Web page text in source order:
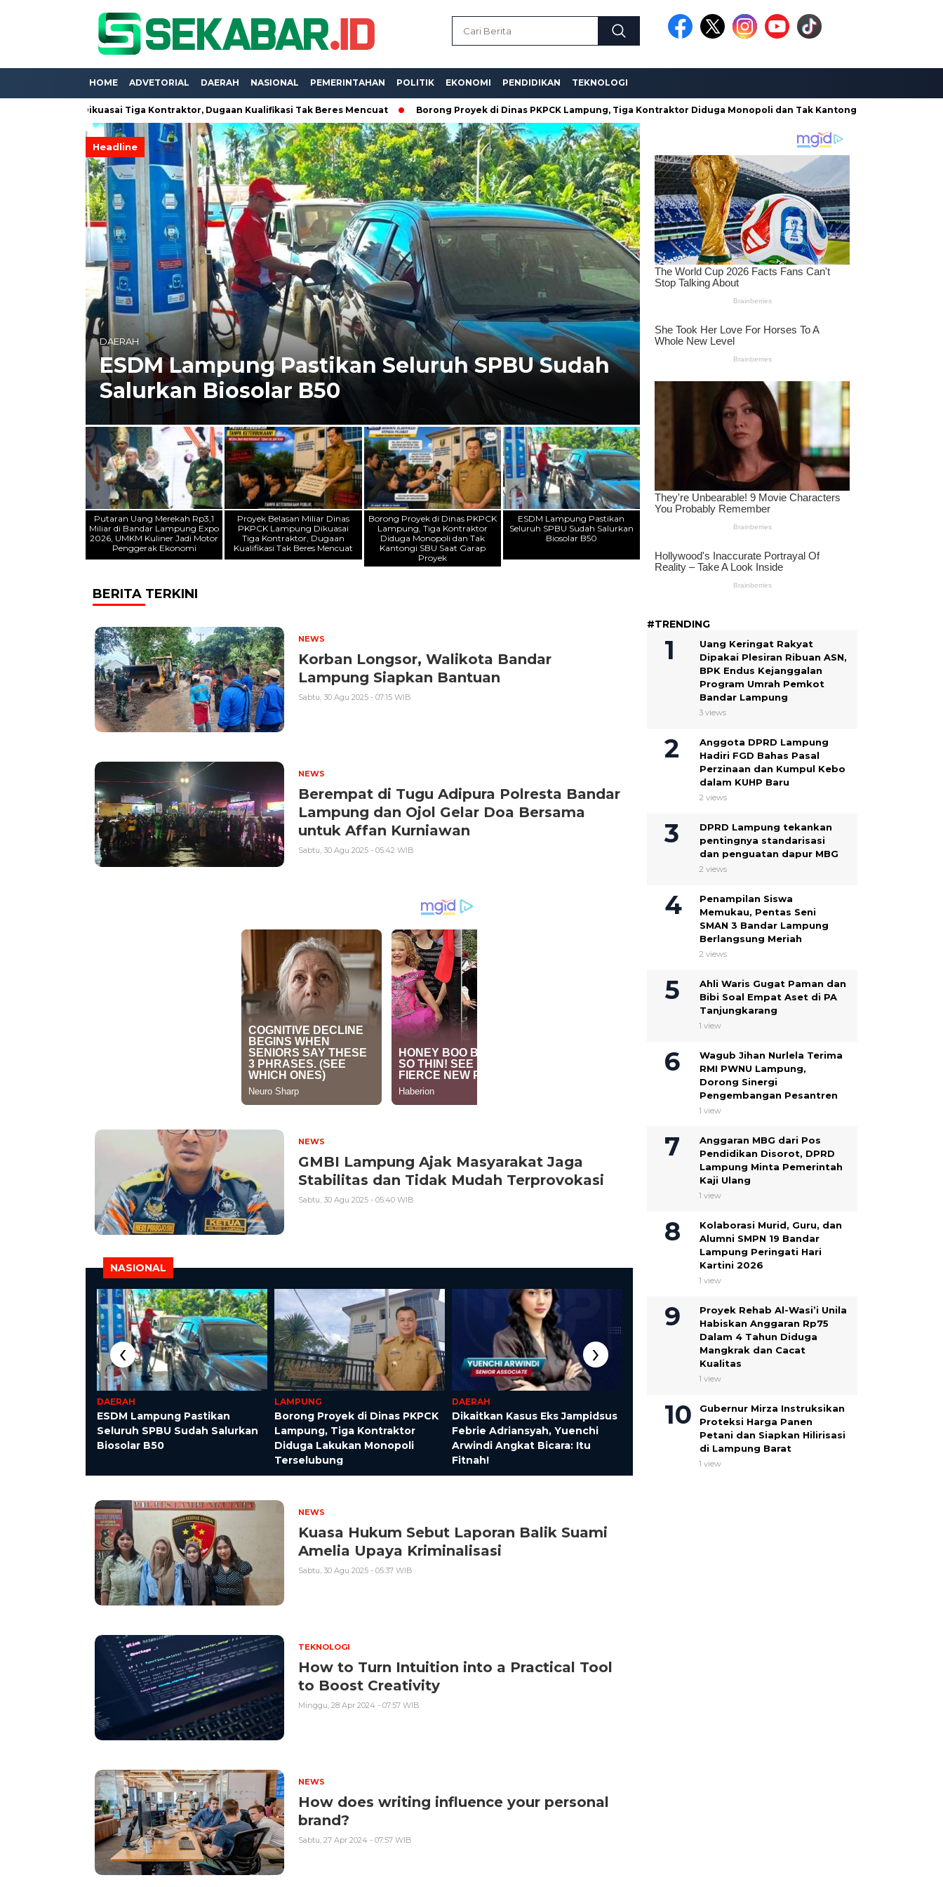
HOME ADVETORIAL DAERAH NASIONAL PEMERINTAHAN POLITIK EKONOMI PENDIDIKAN TEKNOLOGI
Dikuasai Tiga Kontraktor, Dugaan Kualifikasi Tak Beres Mencuat Borong Proyek di Dinas PKPCK Lampung, Tiga Kontraktor Diduga Monopoli dan Tak Kantongi SBU Saat Garap Proyek
Headline
BANDAR LAMPUNG
Putaran Uang Merekah Rp3,1 Miliar di Bandar
Lampung Expo 2026, UMKM Kuliner Jadi Motor
Penggerak Ekonomi
Proyek Belasan Miliar
Dikuasai Tiga
Tak Beres Mencuat
Putaran Uang Merekah Rp3,1
Miliar di Bandar Lampung Expo
2026, UMKM Kuliner Jadi Motor
Penggerak Ekonomi
Proyek Belasan Miliar Dinas
PKPCK Lampung Dikuasai
Tiga Kontraktor, Dugaan
Kualifikasi Tak Beres Mencuat
Borong Proyek di Dinas PKPCK
Lampung, Tiga Kontraktor
Diduga Monopoli dan Tak
Kantongi SBU Saat Garap
Proyek
ESDM Lampung Pastikan
Seluruh SPBU Sudah Salurkan
Biosolar B50
BERITA TERKINI
NEWS
Korban Longsor, Walikota Bandar
Lampung Siapkan Bantuan
Sabtu, 30 Agu 2025 - 07:15 WIB
NEWS
Berempat di Tugu Adipura Polresta Bandar
Lampung dan Ojol Gelar Doa Bersama
untuk Affan Kurniawan
Sabtu, 30 Agu 2025 - 05:42 WIB
NEWS
GMBI Lampung Ajak Masyarakat Jaga
Stabilitas dan Tidak Mudah Terprovokasi
Sabtu, 30 Agu 2025 - 05:40 WIB
NASIONAL
DAERAH
ESDM Lampung Pastikan
Seluruh SPBU Sudah Salurkan
Biosolar B50
LAMPUNG
Borong Proyek di Dinas PKPCK
Lampung, Tiga Kontraktor
Diduga Lakukan Monopoli
Terselubung
DAERAH
Dikaitkan Kasus Eks Jampidsus
Febrie Adriansyah, Yuenchi
Arwindi Angkat Bicara: Itu
Fitnah!
Kajian Manajemen, Menakar
Efek Dominasi Prioritas
Pimpinan Terhadap Fungsi
Administrasi Organisasi
NASIONAL
Konsolidasi Besar, Prof.
Perintahkan
‹ ›
NEWS
Kuasa Hukum Sebut Laporan Balik Suami
Amelia Upaya Kriminalisasi
Sabtu, 30 Agu 2025 - 05:37 WIB
TEKNOLOGI
How to Turn Intuition into a Practical Tool
to Boost Creativity
Minggu, 28 Apr 2024 - 07:57 WIB
NEWS
How does writing influence your personal
brand?
Sabtu, 27 Apr 2024 - 07:57 WIB
#TRENDING
Uang Keringat Rakyat
Dipakai Plesiran Ribuan ASN,
BPK Endus Kejanggalan
Program Umrah Pemkot
Bandar Lampung
3 views
Anggota DPRD Lampung
Hadiri FGD Bahas Pasal
Perzinaan dan Kumpul Kebo
dalam KUHP Baru
2 views
DPRD Lampung tekankan
pentingnya standarisasi
dan penguatan dapur MBG
2 views
Penampilan Siswa
Memukau, Pentas Seni
SMAN 3 Bandar Lampung
Berlangsung Meriah
2 views
Ahli Waris Gugat Paman dan
Bibi Soal Empat Aset di PA
Tanjungkarang
1 view
Wagub Jihan Nurlela Terima
RMI PWNU Lampung,
Dorong Sinergi
Pengembangan Pesantren
1 view
Anggaran MBG dari Pos
Pendidikan Disorot, DPRD
Lampung Minta Pemerintah
Kaji Ulang
1 view
Kolaborasi Murid, Guru, dan
Alumni SMPN 19 Bandar
Lampung Peringati Hari
Kartini 2026
1 view
Proyek Rehab Al-Wasi’i Unila
Habiskan Anggaran Rp75
Dalam 4 Tahun Diduga
Mangkrak dan Cacat
Kualitas
1 view
Gubernur Mirza Instruksikan
Proteksi Harga Panen
Petani dan Siapkan Hilirisasi
di Lampung Barat
1 view